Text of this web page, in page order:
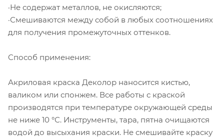
·Не содержат металлов, не окисляются;
·Смешиваются между собой в любых соотношениях
для получения промежуточных оттенков.
Способ применения:
Акриловая краска Деколор наносится кистью,
валиком или спонжем. Все работы с краской
производятся при температуре окружающей среды
не ниже 10 °С. Инструменты, тара, пятна очищаются
водой до высыхания краски. Не смешивайте краску